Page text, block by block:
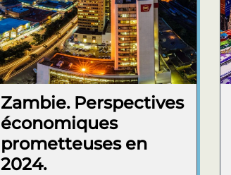
Zambie. Perspectives
économiques
prometteuses en
2024.